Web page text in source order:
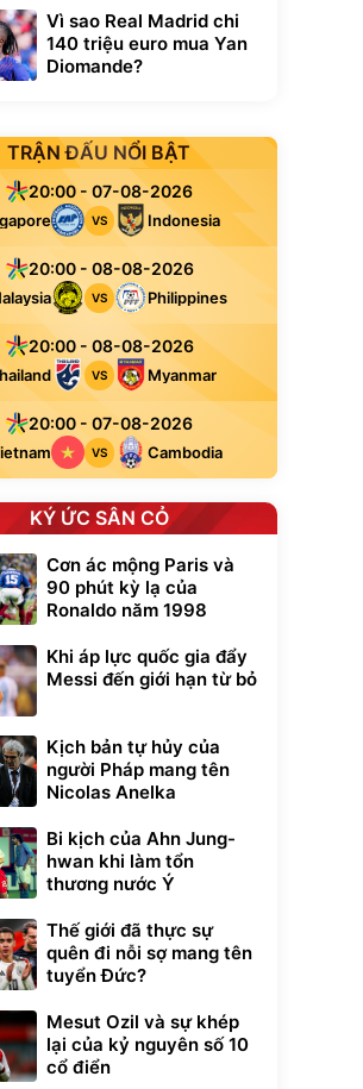
Vì sao Real Madrid chi
140 triệu euro mua Yan
Diomande?
TRẬN ĐẤU NỔI BẬT
20:00 - 07-08-2026
VS Indonesia
20:00 - 08-08-2026
VS Philippines
20:00 - 08-08-2026
VS Myanmar
20:00 - 07-08-2026
VS Cambodia
KÝ ỨC SÂN CỎ
Cơn ác mộng Paris và
90 phút kỳ lạ của
Ronaldo năm 1998
Khi áp lực quốc gia đẩy
Messi đến giới hạn từ bỏ
Kịch bản tự hủy của
người Pháp mang tên
Nicolas Anelka
Bi kịch của Ahn Jung-
hwan khi làm tổn
thương nước Ý
Thế giới đã thực sự
quên đi nỗi sợ mang tên
tuyển Đức?
Mesut Ozil và sự khép
lại của kỷ nguyên số 10
cổ điển